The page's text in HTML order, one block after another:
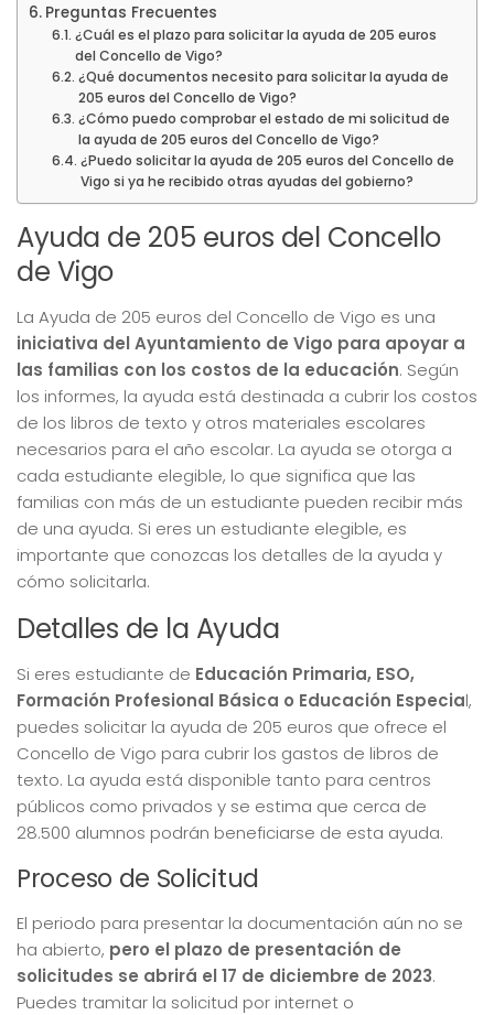
Preguntas Frecuentes
¿Cuál es el plazo para solicitar la ayuda de 205 euros
del Concello de Vigo?
¿Qué documentos necesito para solicitar la ayuda de
205 euros del Concello de Vigo?
¿Cómo puedo comprobar el estado de mi solicitud de
la ayuda de 205 euros del Concello de Vigo?
¿Puedo solicitar la ayuda de 205 euros del Concello de
Vigo si ya he recibido otras ayudas del gobierno?
Ayuda de 205 euros del Concello
de Vigo
La Ayuda de 205 euros del Concello de Vigo es una
iniciativa del Ayuntamiento de Vigo para apoyar a
las familias con los costos de la educación. Según
los informes, la ayuda está destinada a cubrir los costos
de los libros de texto y otros materiales escolares
necesarios para el año escolar. La ayuda se otorga a
cada estudiante elegible, lo que significa que las
familias con más de un estudiante pueden recibir más
de una ayuda. Si eres un estudiante elegible, es
importante que conozcas los detalles de la ayuda y
cómo solicitarla.
Detalles de la Ayuda
Si eres estudiante de Educación Primaria, ESO,
Formación Profesional Básica o Educación Especial,
puedes solicitar la ayuda de 205 euros que ofrece el
Concello de Vigo para cubrir los gastos de libros de
texto. La ayuda está disponible tanto para centros
públicos como privados y se estima que cerca de
28.500 alumnos podrán beneficiarse de esta ayuda.
Proceso de Solicitud
El periodo para presentar la documentación aún no se
ha abierto, pero el plazo de presentación de
solicitudes se abrirá el 17 de diciembre de 2023.
Puedes tramitar la solicitud por internet o